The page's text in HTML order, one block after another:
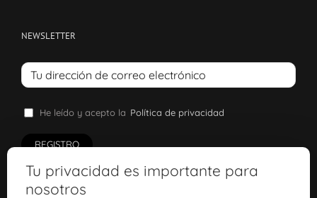
NEWSLETTER
He leído y acepto la Política de privacidad
Tu privacidad es importante para
nosotros